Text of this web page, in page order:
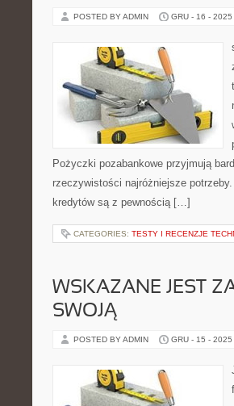
POSTED BY ADMIN GRU - 16 - 2025
Pożyczki pozabankowe przyjmują
rzeczywistości najróżniejsze
kredytów są z pewnością […]
CATEGORIES: TESTY I RECENZJE
WSKAZANE JEST
SWOJĄ
POSTED BY ADMIN GRU - 15 - 2025